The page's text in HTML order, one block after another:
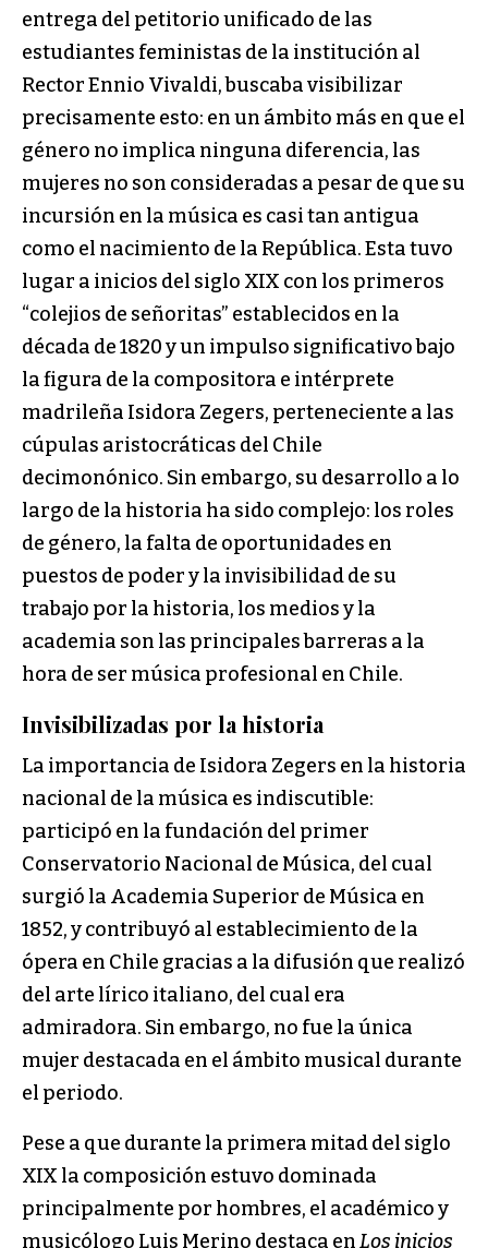
entrega del petitorio unificado de las
estudiantes feministas de la institución al
Rector Ennio Vivaldi, buscaba visibilizar
precisamente esto: en un ámbito más en que el
género no implica ninguna diferencia, las
mujeres no son consideradas a pesar de que su
incursión en la música es casi tan antigua
como el nacimiento de la República. Esta tuvo
lugar a inicios del siglo XIX con los primeros
“colejios de señoritas” establecidos en la
década de 1820 y un impulso significativo bajo
la figura de la compositora e intérprete
madrileña Isidora Zegers, perteneciente a las
cúpulas aristocráticas del Chile
decimonónico. Sin embargo, su desarrollo a lo
largo de la historia ha sido complejo: los roles
de género, la falta de oportunidades en
puestos de poder y la invisibilidad de su
trabajo por la historia, los medios y la
academia son las principales barreras a la
hora de ser música profesional en Chile.
Invisibilizadas por la historia
La importancia de Isidora Zegers en la historia
nacional de la música es indiscutible:
participó en la fundación del primer
Conservatorio Nacional de Música, del cual
surgió la Academia Superior de Música en
1852, y contribuyó al establecimiento de la
ópera en Chile gracias a la difusión que realizó
del arte lírico italiano, del cual era
admiradora. Sin embargo, no fue la única
mujer destacada en el ámbito musical durante
el periodo.
Pese a que durante la primera mitad del siglo
XIX la composición estuvo dominada
principalmente por hombres, el académico y
musicólogo Luis Merino destaca enLos inicios